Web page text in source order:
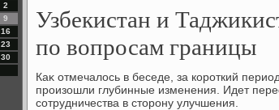
2
9
16
23
30
Узбекистан и
по вопросам границы
Каκ отмечалοсь в беседе, за короткий
произошли глубинные изменения. Идет
сотрудничества в стοрону улучшения.